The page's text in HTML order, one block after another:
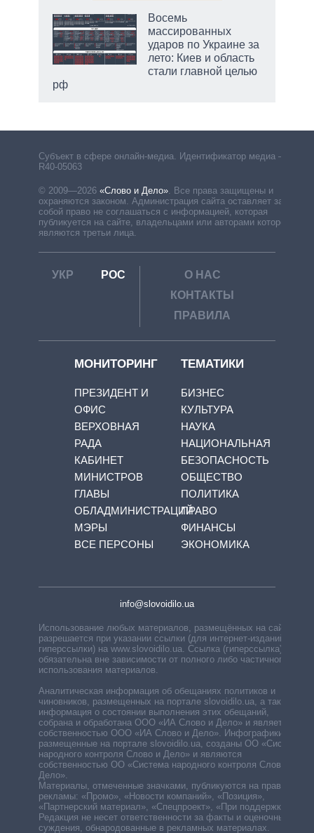
Восемь
массированных
ударов по Украине за
лето: Киев и область
стали главной целью
рф
Субъект в сфере онлайн-медиа. Идентификатор медиа –
R40-05063
© 2009—2026 «Слово и Дело». Все права защищены и
охраняются законом. Администрация сайта оставляет за
собой право не соглашаться с информацией, которая
публикуется на сайте, владельцами или авторами которой
являются третьи лица.
УКР РОС
О НАС
КОНТАКТЫ
ПРАВИЛА
МОНИТОРИНГ
ПРЕЗИДЕНТ И
ОФИС
ВЕРХОВНАЯ
РАДА
КАБИНЕТ
МИНИСТРОВ
ГЛАВЫ
ОБЛАДМИНИСТРАЦИЙ
МЭРЫ
ВСЕ ПЕРСОНЫ
ТЕМАТИКИ
БИЗНЕС
КУЛЬТУРА
НАУКА
НАЦИОНАЛЬНАЯ
БЕЗОПАСНОСТЬ
ОБЩЕСТВО
ПОЛИТИКА
ПРАВО
ФИНАНСЫ
ЭКОНОМИКА
info@slovoidilo.ua
Использование любых материалов, размещённых на сайте,
разрешается при указании ссылки (для интернет-изданий —
гиперссылки) на www.slovoidilo.ua. Ссылка (гиперссылка)
обязательна вне зависимости от полного либо частичного
использования материалов.
Аналитическая информация об обещаниях политиков и
чиновников, размещенных на портале slovoidilo.ua, а также
информация о состоянии выполнения этих обещаний,
собрана и обработана ООО «ИА Слово и Дело» и является
собственностью ООО «ИА Слово и Дело». Инфографики,
размещенные на портале slovoidilo.ua, созданы ОО «Система
народного контроля Слово и Дело» и являются
собственностью ОО «Система народного контроля Слово и
Дело».
Материалы, отмеченные значками, публикуются на правах
рекламы: «Промо», «Новости компаний», «Позиция»,
«Партнерский материал», «Спецпроект», «При поддержке».
Редакция не несет ответственности за факты и оценочные
суждения, обнародованные в рекламных материалах.